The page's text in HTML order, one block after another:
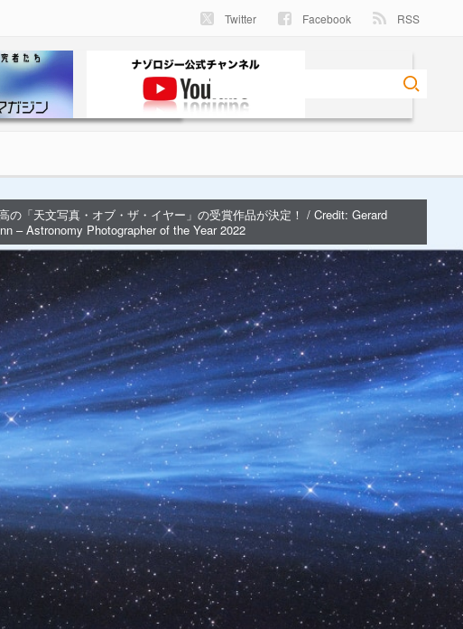
Twitter Facebook RSS
の「天文写真・オブ・ザ・イヤー」の受賞作品が決定！ / Credit:Gerard
– Astronomy Photographer of the Year 2022